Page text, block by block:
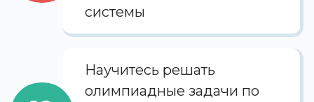
системы
Научитесь решать
олимпиадные задачи по